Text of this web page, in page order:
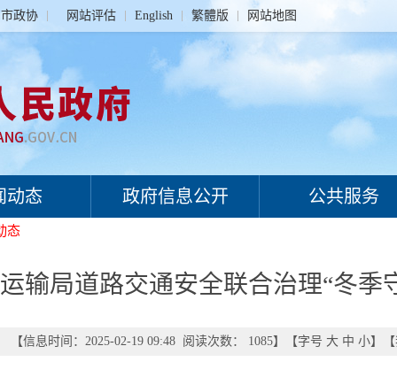
市政协 网站评估 English 繁體版 网站地图
动态 政府信息公开 公共服务
态
输局道路交通安全联合治理“冬季
【信息时间：2025-02-19 09:48 阅读次数： 1085】【字号 大 中 小】【